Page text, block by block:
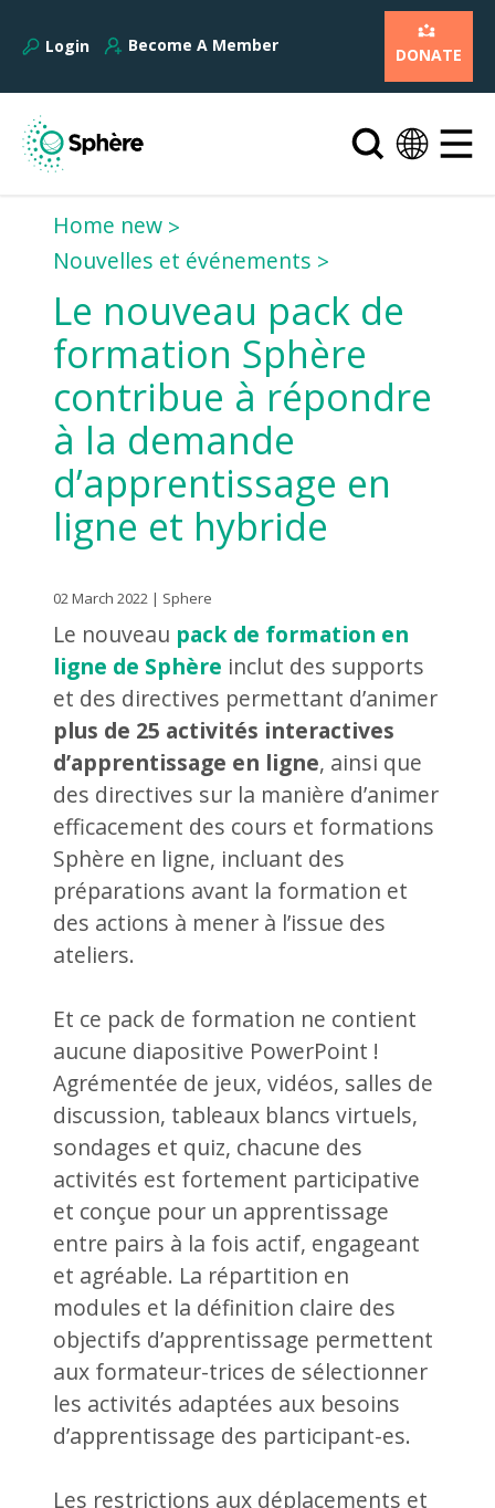
Login Become A Member DONATE
Home new
Nouvelles et événements
Le nouveau pack de
formation Sphère
contribue à répondre
à la demande
d’apprentissage en
ligne et hybride
02 March 2022 | Sphere
Le nouveau pack de formation en
ligne de Sphère inclut des supports
et des directives permettant d’animer
plus de 25 activités interactives
d’apprentissage en ligne, ainsi que
des directives sur la manière d’animer
efficacement des cours et formations
Sphère en ligne, incluant des
préparations avant la formation et
des actions à mener à l’issue des
ateliers.
Et ce pack de formation ne contient
aucune diapositive PowerPoint !
Agrémentée de jeux, vidéos, salles de
discussion, tableaux blancs virtuels,
sondages et quiz, chacune des
activités est fortement participative
et conçue pour un apprentissage
entre pairs à la fois actif, engageant
et agréable. La répartition en
modules et la définition claire des
objectifs d’apprentissage permettent
aux formateur-trices de sélectionner
les activités adaptées aux besoins
d’apprentissage des participant-es.
Les restrictions aux déplacements et